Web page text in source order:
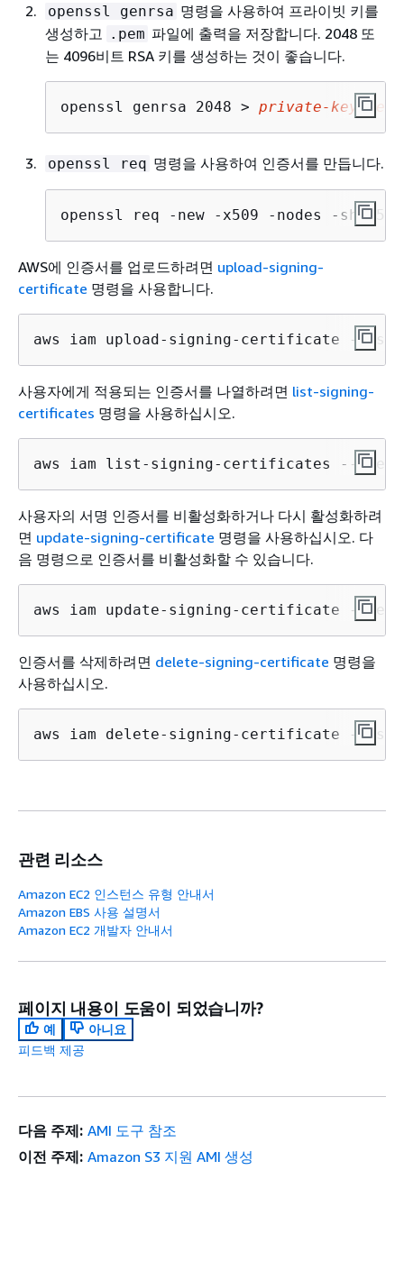
openssl genrsa 명령을 사용하여 프라이빗 키를
생성하고
.pem 파일에 출력을 저장합니다. 2048 또
는 4096비트 RSA 키를 생성하는 것이 좋습니다.
openssl genrsa 2048 > private-key.pem
openssl req 명령을 사용하여 인증서를 만듭니다.
openssl req -new -x509 -nodes -
AWS에 인증서를 업로드하려면 upload-signing-
certificate 명령을 사용합니다.
aws iam upload-signing-certificate --
사용자에게 적용되는 인증서를 나열하려면 list-signing-
certificates 명령을 사용하십시오.
aws iam list-signing-certificates --user-
사용자의 서명 인증서를 비활성화하거나 다시 활성화하려
면 update-signing-certificate 명령을 사용하십시오. 다
음 명령으로 인증서를 비활성화할 수 있습니다.
aws iam update-signing-certificate --
인증서를 삭제하려면 delete-signing-certificate 명령을
사용하십시오.
aws iam delete-signing-certificate --
관련 리소스
Amazon EC2 인스턴스 유형 안내서
Amazon EBS 사용 설명서
Amazon EC2 개발자 안내서
페이지 내용이 도움이 되었습니까?
예
아니요
피드백 제공
다음 주제: AMI 도구 참조
이전 주제: Amazon S3 지원 AMI 생성